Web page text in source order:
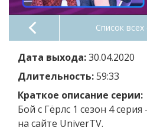
Список всех
Дата выхода:30.04.2020
Длительность:59:33
Краткое описание серии:
Бой с Гёрлс 1 сезон 4
на сайте UniverTV.